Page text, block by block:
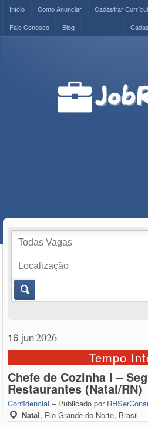
Início Como Anunciar Cadastrar
Fale Conosco
Blog
16 jun2026
Tempo
Chefe de Cozinha I –
Restaurantes (Natal/RN)
Confidencial – Publicado por
Natal, Rio Grande do Norte, Brasil